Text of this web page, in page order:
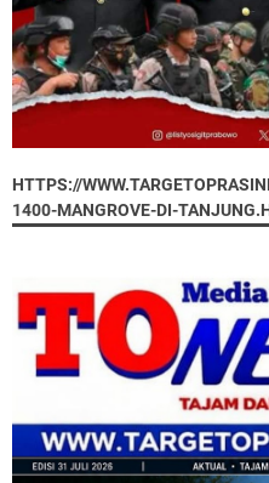
HTTPS://
1400-MANGROVE-DI-